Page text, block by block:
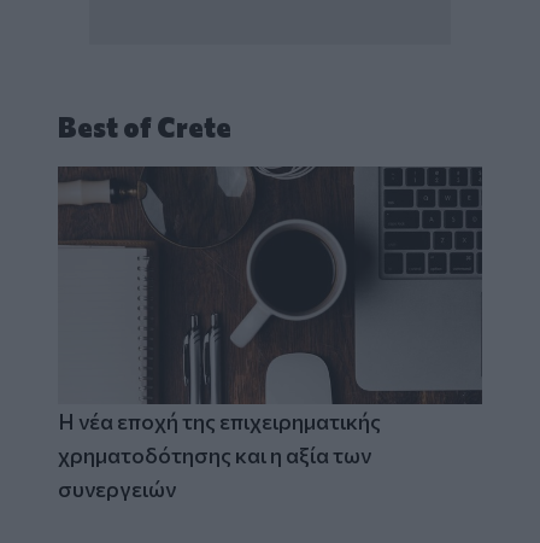
Best of Crete
Η νέα εποχή της επιχειρηματικής
χρηματοδότησης και η αξία των
συνεργειών